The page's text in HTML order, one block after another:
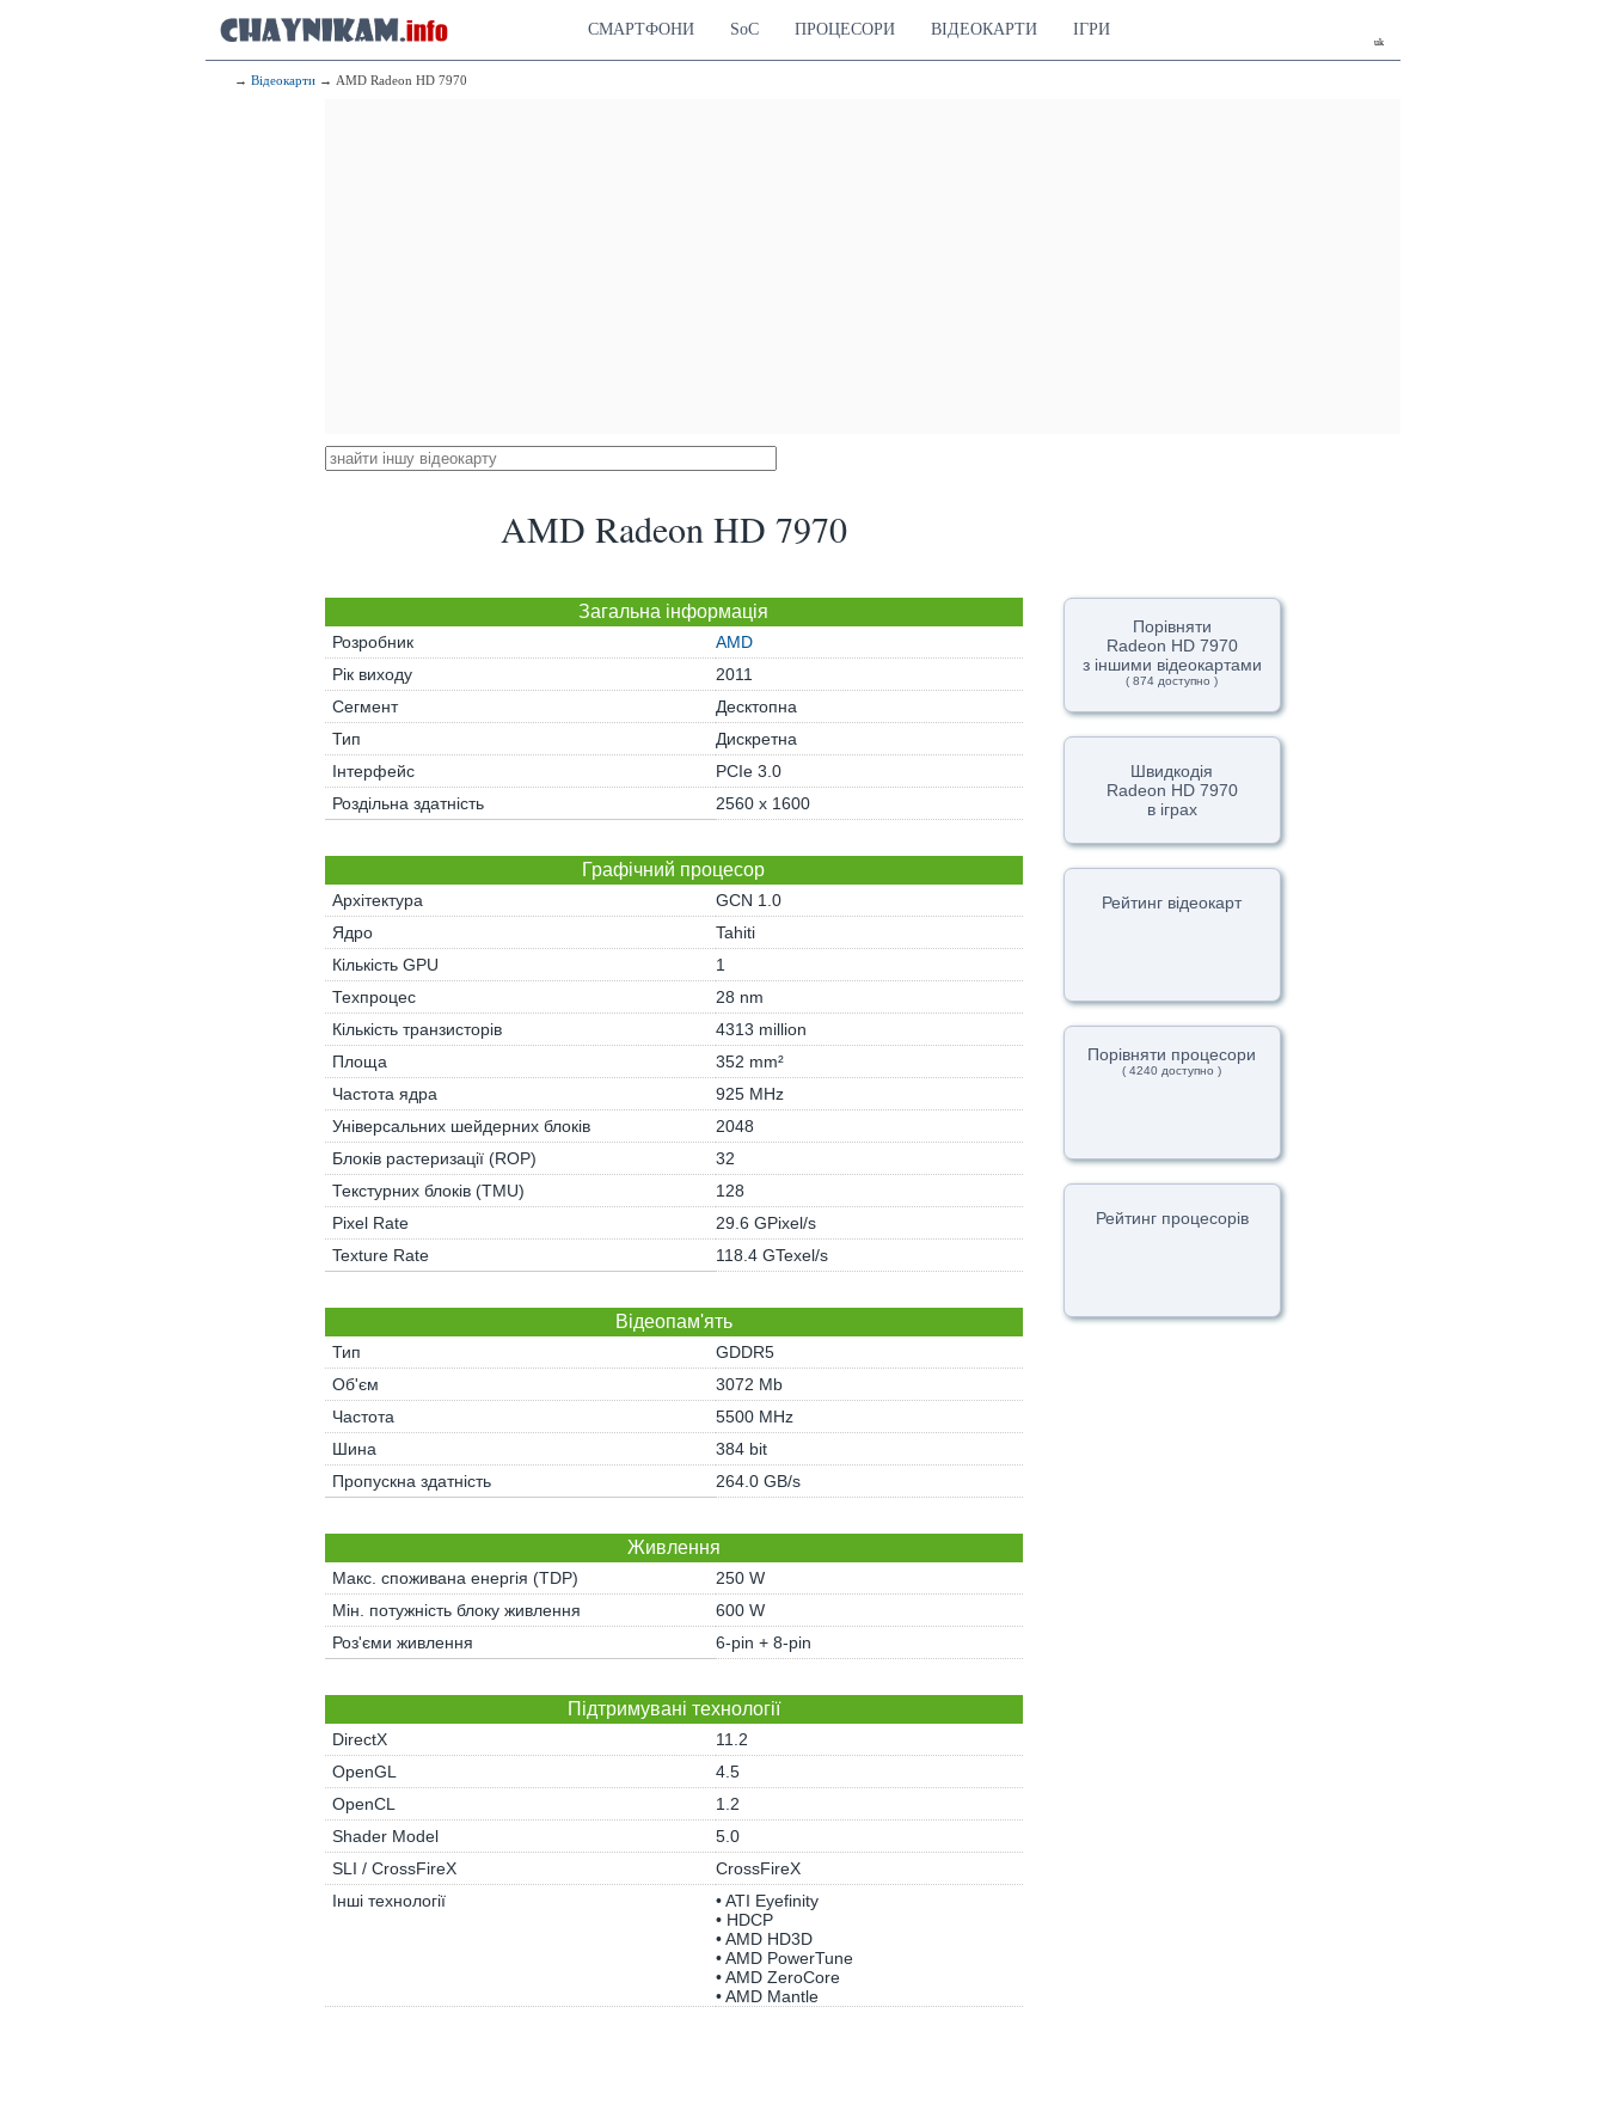
uk
СМАРТФОНИ SoC ПРОЦЕСОРИ ВІДЕОКАРТИ ІГРИ
→ Відеокарти → AMD Radeon HD 7970
AMD Radeon HD 7970
Загальна інформація
Розробник
AMD
Рік виходу
2011
Сегмент
Десктопна
Тип
Дискретна
Інтерфейс
PCIe 3.0
Роздільна здатність
2560 x 1600
Графічний процесор
Архітектура
GCN 1.0
Ядро
Tahiti
Кількість GPU
1
Техпроцес
28 nm
Кількість транзисторів
4313 million
Площа
352 mm²
Частота ядра
925 MHz
Універсальних шейдерних блоків
2048
Блоків растеризації (ROP)
32
Текстурних блоків (TMU)
128
Pixel Rate
29.6 GPixel/s
Texture Rate
118.4 GTexel/s
Відеопам'ять
Тип
GDDR5
Об'єм
3072 Mb
Частота
5500 MHz
Шина
384 bit
Пропускна здатність
264.0 GB/s
Живлення
Макс. споживана енергія (TDP)
250 W
Мін. потужність блоку живлення
600 W
Роз'єми живлення
6-pin + 8-pin
Підтримувані технології
DirectX
11.2
OpenGL
4.5
OpenCL
1.2
Shader Model
5.0
SLI / CrossFireX
CrossFireX
Інші технології
• ATI Eyefinity
• HDCP
• AMD HD3D
• AMD PowerTune
• AMD ZeroCore
• AMD Mantle
Порівняти
Radeon HD 7970
з іншими відеокартами
( 874 доступно )
Швидкодія
Radeon HD 7970
в іграх
Рейтинг відеокарт
Порівняти процесори
( 4240 доступно )
Рейтинг процесорів